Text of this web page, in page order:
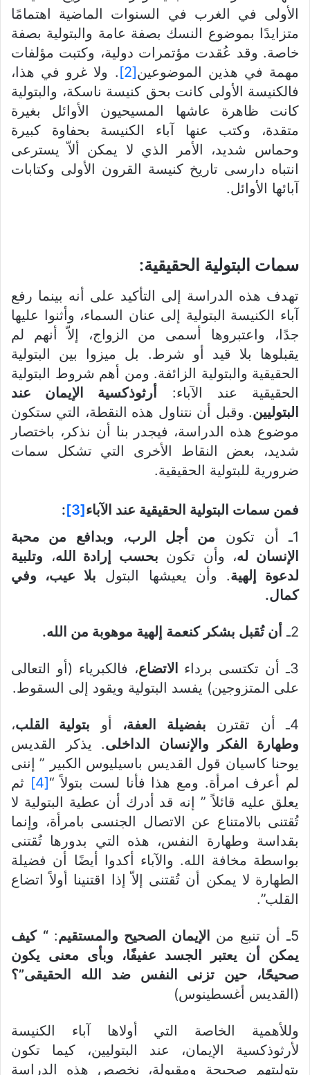
الأولى في الغرب في السنوات الماضية اهتمامًا
متزايدًا بموضوع النسك بصفة عامة والبتولية بصفة
خاصة. وقد عُقدت مؤتمرات دولية، وكتبت مؤلفات
مهمة في هذين الموضوعين[2]
. ولا غرو في هذا،
فالكنيسة الأولى كانت بحق كنيسة ناسكة، والبتولية
كانت ظاهرة عاشها المسيحيون الأوائل بغيرة
متقدة، وكتب عنها آباء الكنيسة بحفاوة كبيرة
وحماس شديد، الأمر الذي لا يمكن ألاّ يسترعى
انتباه دارسى تاريخ كنيسة القرون الأولى وكتابات
آبائها الأوائل.
سمات البتولية الحقيقية:
تهدف هذه الدراسة إلى التأكيد على أنه بينما رفع
آباء الكنيسة البتولية إلى عنان السماء، وأثنوا عليها
جدًا، واعتبروها أسمى من الزواج، إلاّ أنهم لم
يقبلوها بلا قيد أو شرط. بل ميزوا بين البتولية
الحقيقية والبتولية الزائفة. ومن أهم شروط البتولية
الحقيقية عند الآباء:
أرثوذكسية الإيمان عند
البتوليين. وقبل أن نتناول هذه النقطة، التي ستكون
موضوع هذه الدراسة، فيجدر بنا أن نذكر، باختصار
شديد، بعض النقاط الأخرى التي تشكل سمات
ضرورية للبتولية الحقيقية.
فمن سمات البتولية الحقيقية عند الآباء[3]
:
1ـ أن تكون
من أجل الرب، وبدافع من محبة
الإنسان له، وأن تكون بحسب إرادة الله، وتلبية
لدعوة إلهية. وأن يعيشها البتول بلا عيب، وفي
كمال.
2ـ أن تُقبل بشكر كنعمة إلهية موهوبة من الله.
3ـ أن تكتسى برداء الاتضاع، فالكبرياء (أو التعالى
على المتزوجين) يفسد البتولية ويقود إلى السقوط.
4ـ أن تقترن بفضيلة العفة، أو بتولية القلب،
وطهارة الفكر والإنسان الداخلى. يذكر القديس
يوحنا كاسيان قول القديس باسيليوس الكبير ” إننى
لم أعرف امرأة. ومع هذا فأنا لست بتولاً “[4]
ثم
يعلق عليه قائلاً ” إنه قد أدرك أن عطية البتولية لا
تُقتنى بالامتناع عن الاتصال الجنسى بامرأة، وإنما
بقداسة وطهارة النفس، هذه التي بدورها تُقتنى
بواسطة مخافة الله. والآباء أكدوا أيضًا أن فضيلة
الطهارة لا يمكن أن تُقتنى إلاّ إذا اقتنينا أولاً اتضاع
القلب”.
5ـ أن تنبع من الإيمان الصحيح والمستقيم:
“ كيف
يمكن أن يعتبر الجسد عفيفًا، وبأى معنى يكون
صحيحًا، حين تزنى النفس ضد الله الحقيقى”؟
(القديس أغسطينوس)
وللأهمية الخاصة التي أولاها آباء الكنيسة
لأرثوذكسية الإيمان، عند البتوليين، كيما تكون
بتوليتهم صحيحة ومقبولة، نخصص هذه الدراسة